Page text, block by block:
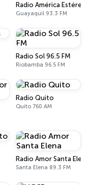
Radio América Estéreo
Guayaquil 93.3 FM
Radio Sol 96.5 FM
Riobamba 96.5 FM
Radio Quito
Quito 760 AM
Radio Amor Santa Elena
Santa Elena 89.3 FM